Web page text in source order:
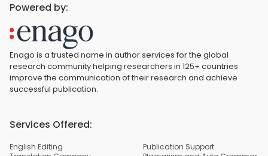
Powered by:
Enago is a trusted name in author services for the global
research community helping researchers in 125+ countries
improve the communication of their research and achieve
successful publication.
Services Offered:
English Editing
Publication Support